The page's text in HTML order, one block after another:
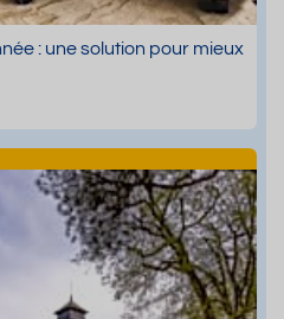
: une solution pour mieux